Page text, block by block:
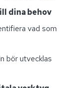
dina behov
vad som
bör utvecklas